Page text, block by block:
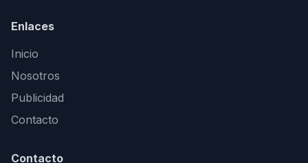
Enlaces
Inicio
Nosotros
Publicidad
Contacto
Contacto